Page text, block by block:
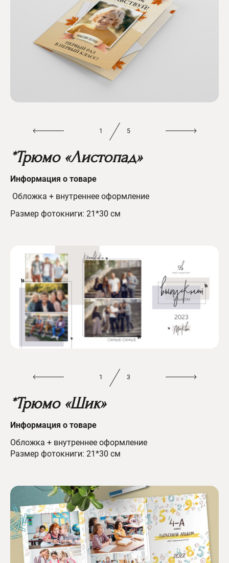
1 5
*Трюмо «Листопад»
Информация о товаре
Обложка + внутреннее оформление
Размер фотокниги: 21*30 см
1 3
*Трюмо «Шик»
Информация о товаре
Обложка + внутреннее оформление
Размер фотокниги: 21*30 см